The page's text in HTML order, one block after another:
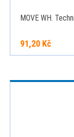
MOVE WH.
91,20 Kč